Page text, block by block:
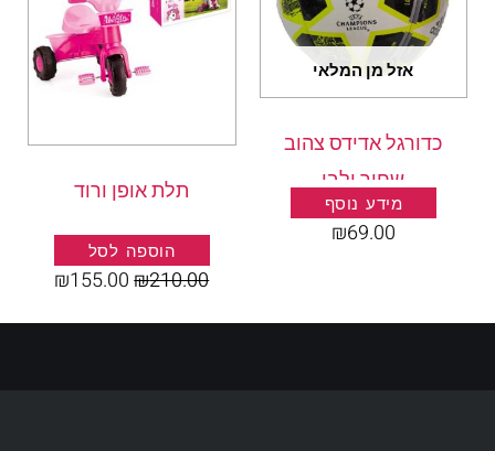
אזל מן המלאי
כדורגל אדידס צהוב
שחור ולבן
מידע נוסף
₪69.00
תלת אופן ורוד
הוספה לסל
₪210.00
₪155.00